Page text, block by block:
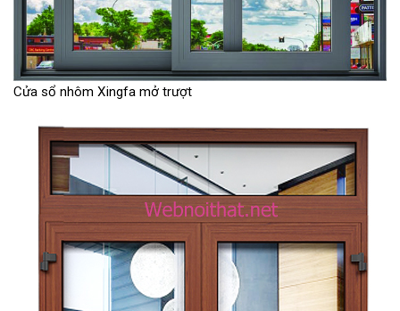
Cửa sổ nhôm Xingfa mở trượt